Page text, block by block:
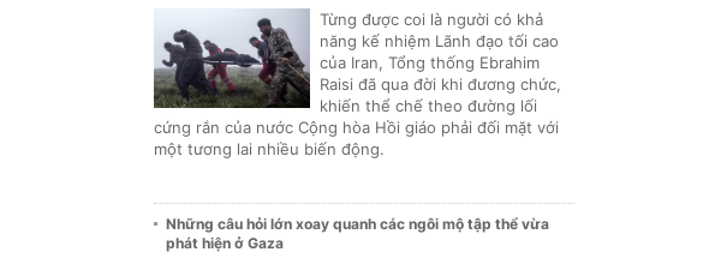
Từng được coi là người có khả
năng kế nhiệm Lãnh đạo tối cao
của Iran, Tổng thống Ebrahim
Raisi đã qua đời khi đương chức,
khiến thể chế theo đường lối
cứng rắn của nước Cộng hòa Hồi giáo phải đối mặt với
một tương lai nhiều biến động.
Những câu hỏi lớn xoay quanh các ngôi mộ tập thể vừa
phát hiện ở Gaza